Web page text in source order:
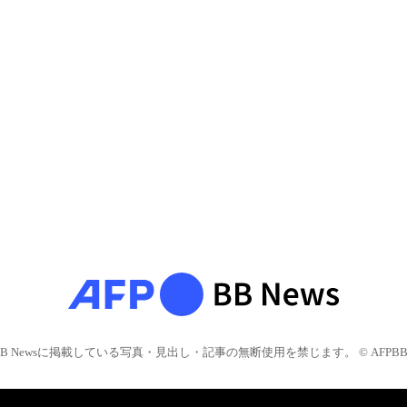
Newsに掲載している写真・見出し・記事の無断使用を禁じます。 © AFPBB